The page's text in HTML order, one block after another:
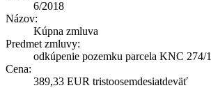
6/2018
Názov:
Kúpna zmluva
Predmet zmluvy:
odkúpenie pozemku parcela KNC 274/
Cena:
389,33 EUR tristoosemdesiatdeväť